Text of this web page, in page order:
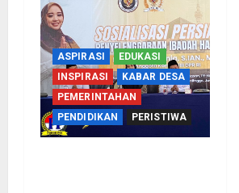
ASPIRASI
EDUKASI
INSPIRASI
KABAR DESA
PEMERINTAHAN
PENDIDIKAN
PERISTIWA